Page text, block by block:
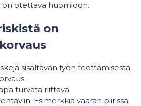
on otettava huomioon.
on
sisältävän työn teettämisestä
turvata riittävä
Esimerkkiä vaaran piirissä